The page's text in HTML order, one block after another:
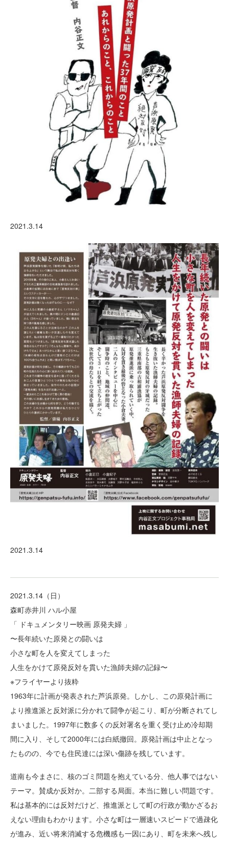
2021.3.14
2021.3.14
2021.3.14（日）
森町赤井川 ハル小屋
「 ドキュメンタリー映画 原発夫婦 」
〜長年続いた原発との闘いは
小さな町を人を変えてしまった
人生をかけて原発反対を貫いた漁師夫婦の記録〜
※フライヤーより抜粋
1963年に計画が発表された芦浜原発。しかし、この原発計画に
より推進派と反対派に分かれて闘争が起こり、町が分断されてし
まいました。1997年に数多くの反対署名を重く受け止め冷却期
間に入り、そして2000年には白紙撤回。原発計画は中止となっ
たものの、今でも住民達には深い傷跡を残しています。
道南も今まさに、核のゴミ問題を抱えている分、他人事ではない
テーマ。賛成か反対か。二部する局面。本当に難しい問題です。
私は基本的には反対だけど、推進派として町の行政が動かざるお
えない理由もわかります。小さな町は一層速いスピードで過疎化
が進み、近い将来消滅する危機感も一因にあり、町を未来へ残し